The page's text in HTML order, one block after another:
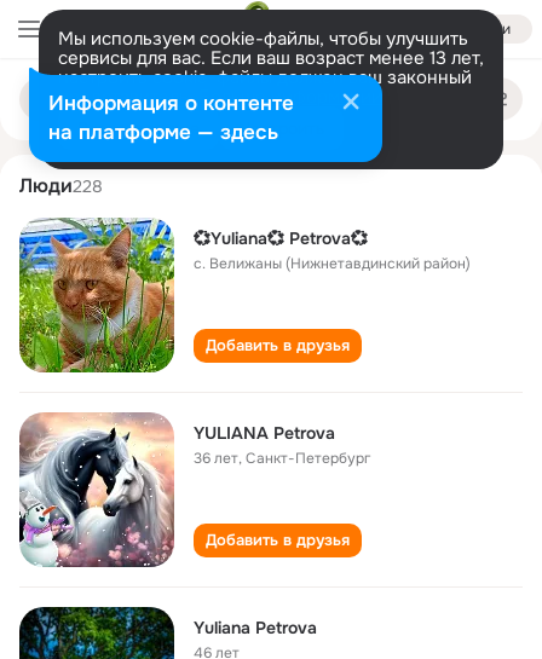
Войти
Мы используем cookie-файлы, чтобы улучшить
сервисы для вас. Если ваш возраст менее 13 лет,
настроить cookie-файлы должен ваш законный
представитель. Больше информации
Разрешить все Настроить
Поиск
людям
yuliana petrova
Люди228
💞Yuliana💞 Petrova💞
с. Велижаны (Нижнетавдинский район)
Добавить в друзья
YULIANA Petrova
36 лет,Санкт-Петербург
Добавить в друзья
Yuliana Petrova
46 лет
Информация о контенте
на платформе — здесь